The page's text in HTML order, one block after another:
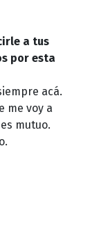
a tus
por esta
acá.
me voy a
mutuo.